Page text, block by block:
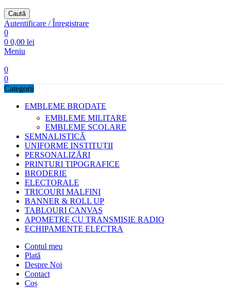
Caută
Autentificare / Înregistrare
0
0 0,00 lei
Meniu
0
0
Categorii
EMBLEME BRODATE
EMBLEME MILITARE
EMBLEME SCOLARE
SEMNALISTICĂ
UNIFORME INSTITUȚII
PERSONALIZĂRI
PRINTURI TIPOGRAFICE
BRODERIE
ELECTORALE
TRICOURI MALFINI
BANNER & ROLL UP
TABLOURI CANVAS
APOMETRE CU TRANSMISIE RADIO
ECHIPAMENTE ELECTRA
Contul meu
Plată
Despre Noi
Contact
Coș